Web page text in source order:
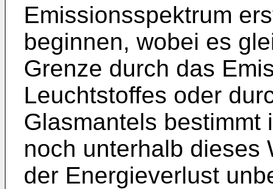
Emissionsspektrum
beginnen, wobei es
Grenze durch das
Leuchtstoffes oder
Glasmantels bestimmt
noch unterhalb dieses
der Energieverlust